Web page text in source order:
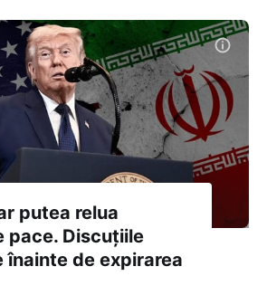
putea relua
pace. Discuțiile
înainte de expirarea